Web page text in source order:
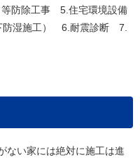
防除工事 5.住宅環境設備
防湿施工） 6.耐震診断 7.
ない家には絶対に施工は進